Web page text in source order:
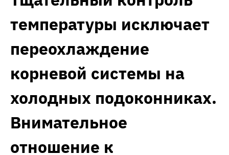
температуры исключает
переохлаждение
корневой системы на
холодных подоконниках.
Внимательное
отношение к